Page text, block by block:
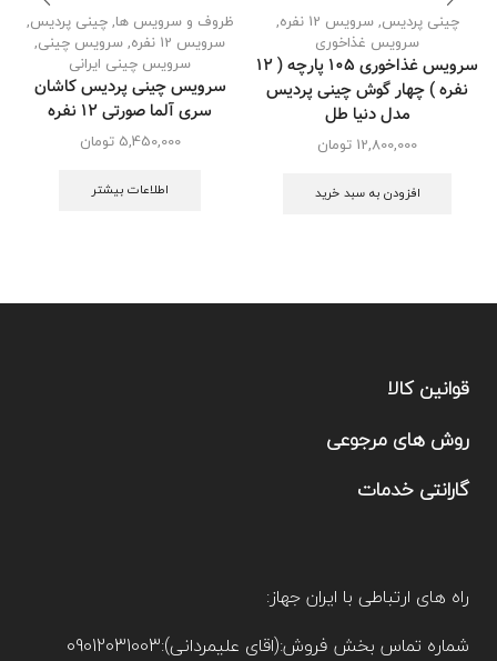
چینی پردیس,سرویس 12 نفره
,
سرویس غذاخوری
سرویس غذاخوری 105 پارچه ( 12
نفره ) چهار گوش چینی پردیس
مدل دنیا طل
12,800,000 تومان
افزودن به سبد خرید
ظروف و سرویس ها,چینی پردیس,
سرویس 12 نفره
, سرویس چینی,
سرویس چینی ایرانی
سرویس چینی پردیس کاشان
سری آلما صورتی 12 نفره
5,450,000 تومان
اطلاعات بیشتر
قوانین کالا
روش های مرجوعی
گارانتی خدمات
راه های ارتباطی با ایران جهاز:
شماره تماس بخش فروش:(اقای علیمردانی):09012031003